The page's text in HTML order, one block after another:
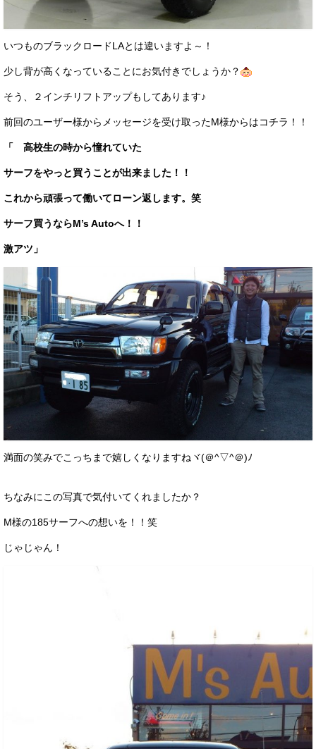
電話はこちら
いつものブラックロードLAとは違いますよ～！
少し背が高くなっていることにお気付きでしょうか？
そう、２インチリフトアップもしてあります♪
前回のユーザー様からメッセージを受け取ったM様からはコチラ！！
「 高校生の時から憧れていた
サーフをやっと買うことが出来ました！！
これから頑張って働いてローン返します。笑
サーフ買うならM’s Autoへ！！
激アツ」
満面の笑みでこっちまで嬉しくなりますねヾ(＠^▽^＠)ﾉ
ちなみにこの写真で気付いてくれましたか？
M様の185サーフへの想いを！！笑
じゃじゃん！